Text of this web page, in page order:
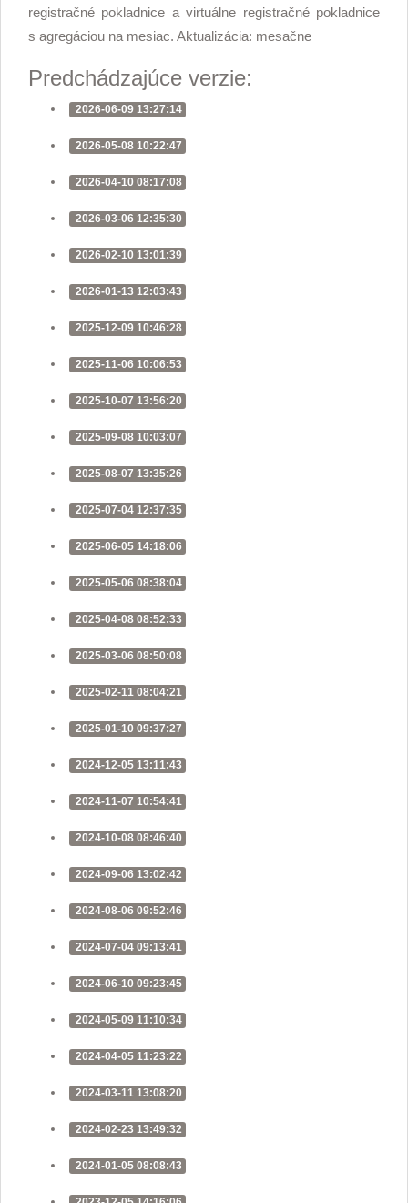
registračné pokladnice a virtuálne registračné pokladnice
s agregáciou na mesiac. Aktualizácia: mesačne
Predchádzajúce verzie:
2026-06-09 13:27:14
2026-05-08 10:22:47
2026-04-10 08:17:08
2026-03-06 12:35:30
2026-02-10 13:01:39
2026-01-13 12:03:43
2025-12-09 10:46:28
2025-11-06 10:06:53
2025-10-07 13:56:20
2025-09-08 10:03:07
2025-08-07 13:35:26
2025-07-04 12:37:35
2025-06-05 14:18:06
2025-05-06 08:38:04
2025-04-08 08:52:33
2025-03-06 08:50:08
2025-02-11 08:04:21
2025-01-10 09:37:27
2024-12-05 13:11:43
2024-11-07 10:54:41
2024-10-08 08:46:40
2024-09-06 13:02:42
2024-08-06 09:52:46
2024-07-04 09:13:41
2024-06-10 09:23:45
2024-05-09 11:10:34
2024-04-05 11:23:22
2024-03-11 13:08:20
2024-02-23 13:49:32
2024-01-05 08:08:43